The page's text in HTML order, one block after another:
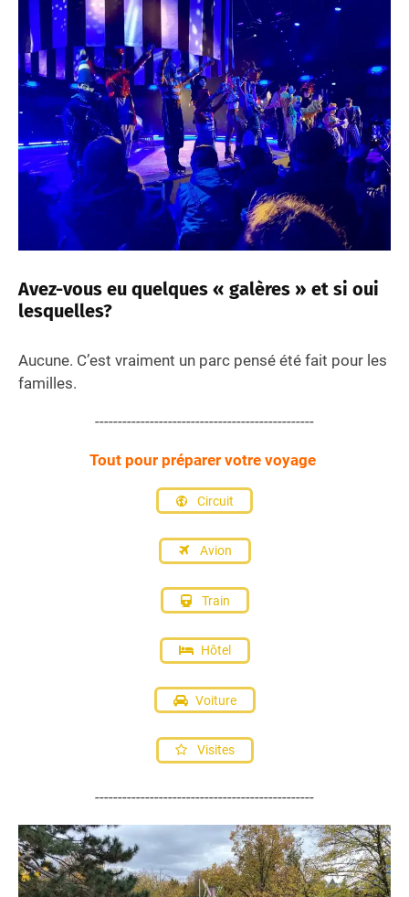
Avez-vous eu quelques « galères » et si oui
lesquelles?
Aucune. C’est vraiment un parc pensé été fait pour les
familles.
------------------------------------------------
Tout pour préparer votre voyage
Circuit
Avion
Train
Hôtel
Voiture
Visites
------------------------------------------------